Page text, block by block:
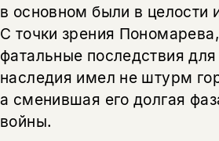
в основном были в целости
С точки зрения
фатальные последствия для
наследия имел не штурм
а сменившая его долгая
войны.